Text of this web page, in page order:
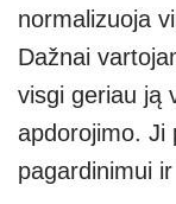
normalizuoja
Dažnai
visgi geriau ją
apdorojimo. Ji
pagardinimui